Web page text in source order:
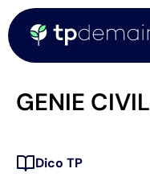
GENIE CIVIL
Dico TP